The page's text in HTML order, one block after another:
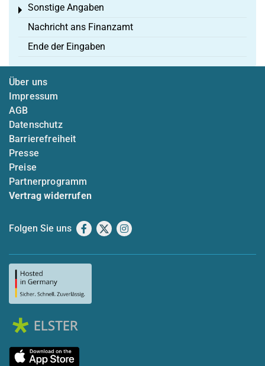
Sonstige Angaben
Toggle menu
Nachricht ans Finanzamt
Ende der Eingaben
Über uns
Impressum
AGB
Datenschutz
Barrierefreiheit
Presse
Preise
Partnerprogramm
Vertrag widerrufen
Folgen Sie uns Facebook
X Instagram